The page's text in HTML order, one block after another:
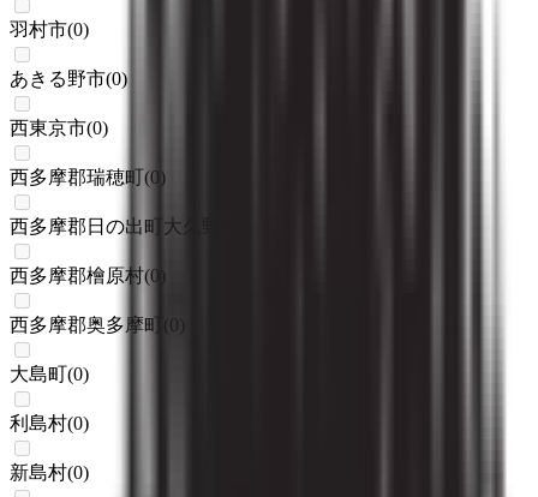
羽村市(0)
あきる野市(0)
西東京市(0)
西多摩郡瑞穂町(0)
西多摩郡日の出町大久野
西多摩郡檜原村(0 )
西多摩郡奥多摩町 (0
大島町(0)
利島村(0)
新島村(0)